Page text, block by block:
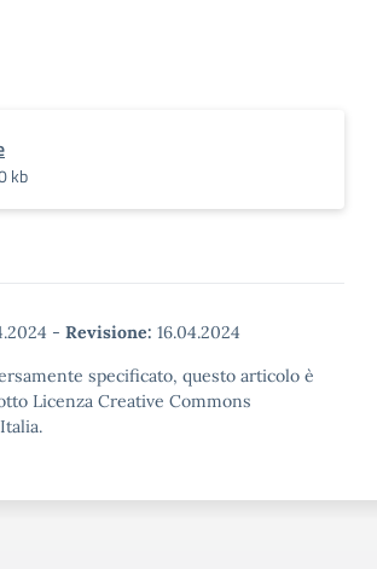
kb
- Revisione: 16.04.2024
specificato, questo articolo è
Licenza Creative Commons